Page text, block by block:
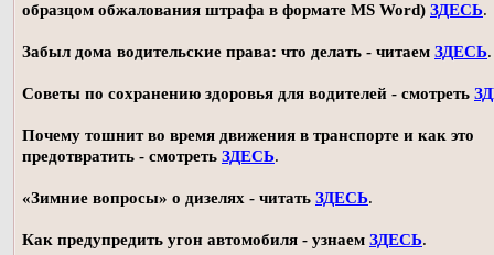
образцом обжалования штрафа в формате MS Word) ЗДЕСЬ.
Забыл дома водительские права: что делать - читаем ЗДЕСЬ.
Советы по сохранению здоровья для водителей - смотреть
Почему тошнит во время движения в транспорте и как это
предотвратить - смотреть ЗДЕСЬ.
«Зимние вопросы» о дизелях - читать ЗДЕСЬ.
Как предупредить угон автомобиля - узнаем ЗДЕСЬ.